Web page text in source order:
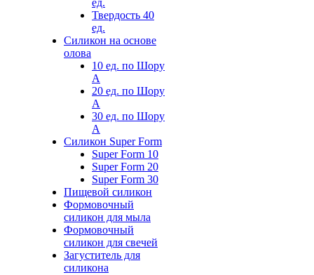
ед.
Твердость 40
ед.
Силикон на основе
олова
10 ед. по Шору
А
20 ед. по Шору
А
30 ед. по Шору
А
Силикон Super Form
Super Form 10
Super Form 20
Super Form 30
Пищевой силикон
Формовочный
силикон для мыла
Формовочный
силикон для свечей
Загуститель для
силикона